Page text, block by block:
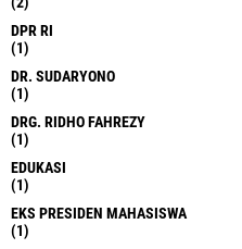
DPR RI
(1)
DR. SUDARYONO
(1)
DRG. RIDHO FAHREZY
(1)
EDUKASI
(1)
EKS PRESIDEN MAHASISWA
(1)